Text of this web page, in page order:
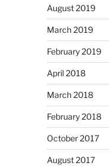
August 2019
March 2019
February 2019
April 2018
March 2018
February 2018
October 2017
August 2017